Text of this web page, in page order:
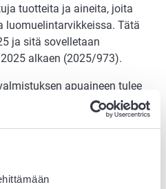
tuotteita ja aineita, joita
luomuelintarvikkeissa. Tätä
ja sitä sovelletaan
alkaen (2025/973).
apuaineen tulee
2008 hyväksyntäedellytysten